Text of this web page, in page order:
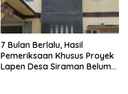
7 Bulan Berlalu, Hasil
Pemeriksaan Khusus Proyek
Lapen Desa Siraman Belum